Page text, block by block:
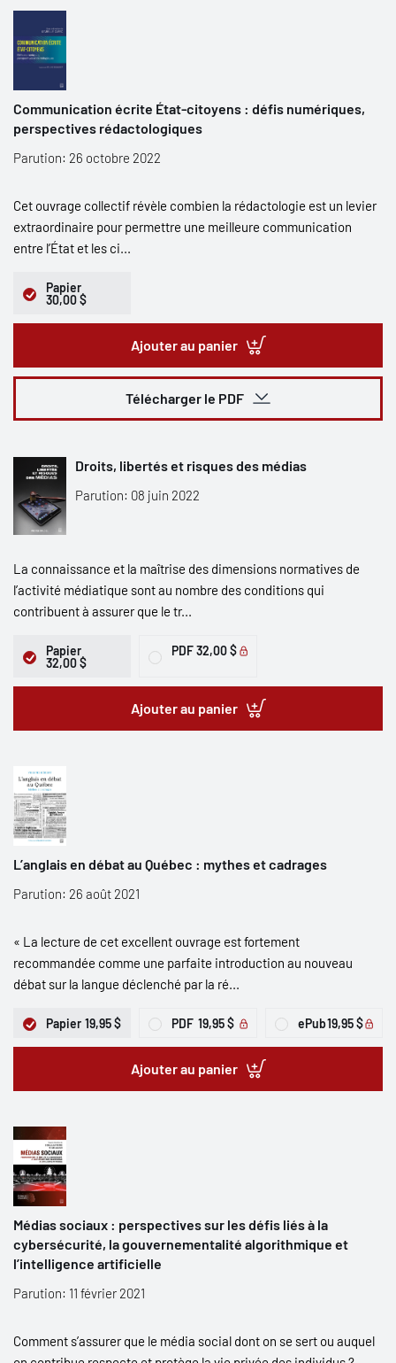
Communication écrite État-citoyens : défis numériques,
perspectives rédactologiques
Parution: 26 octobre 2022
Cet ouvrage collectif révèle combien la rédactologie est un levier
extraordinaire pour permettre une meilleure communication
entre l’État et les ci...
Papier
30,00 $
Ajouter au panier
Télécharger le PDF
Droits, libertés et risques des médias
Parution: 08 juin 2022
La connaissance et la maîtrise des dimensions normatives de
l’activité médiatique sont au nombre des conditions qui
contribuent à assurer que le tr...
Papier
32,00 $
PDF32,00 $
Ajouter au panier
L’anglais en débat au Québec : mythes et cadrages
Parution: 26 août 2021
« La lecture de cet excellent ouvrage est fortement
recommandée comme une parfaite introduction au nouveau
débat sur la langue déclenché par la ré...
Papier 19,95 $ PDF 19,95 $ ePub19,95 $
Ajouter au panier
Médias sociaux : perspectives sur les défis liés à la
cybersécurité, la gouvernementalité algorithmique et
l’intelligence artificielle
Parution: 11 février 2021
Comment s’assurer que le média social dont on se sert ou auquel